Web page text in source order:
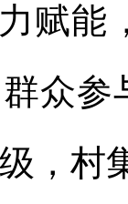
赋能
众参
，村